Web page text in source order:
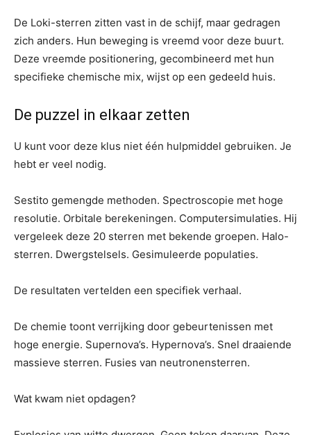
De Loki-sterren zitten vast in de schijf, maar gedragen
zich anders. Hun beweging is vreemd voor deze buurt.
Deze vreemde positionering, gecombineerd met hun
specifieke chemische mix, wijst op een gedeeld huis.
De puzzel in elkaar zetten
U kunt voor deze klus niet één hulpmiddel gebruiken. Je
hebt er veel nodig.
Sestito gemengde methoden. Spectroscopie met hoge
resolutie. Orbitale berekeningen. Computersimulaties. Hij
vergeleek deze 20 sterren met bekende groepen. Halo-
sterren. Dwergstelsels. Gesimuleerde populaties.
De resultaten vertelden een specifiek verhaal.
De chemie toont verrijking door gebeurtenissen met
hoge energie. Supernova’s. Hypernova’s. Snel draaiende
massieve sterren. Fusies van neutronensterren.
Wat kwam niet opdagen?